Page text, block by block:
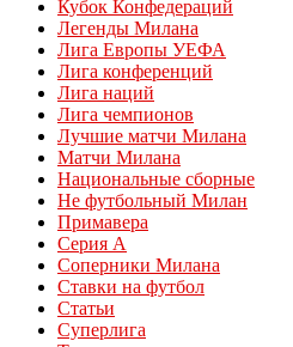
Кубок Конфедераций
Легенды Милана
Лига Европы УЕФА
Лига конференций
Лига наций
Лига чемпионов
Лучшие матчи Милана
Матчи Милана
Национальные сборные
Не футбольный Милан
Примавера
Серия А
Соперники Милана
Ставки на футбол
Статьи
Суперлига